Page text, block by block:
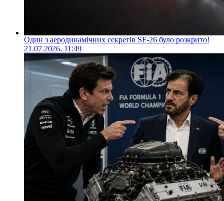
Один з аеродинамічних секретів SF-26 було розкрито!
21.07.2026, 11:49